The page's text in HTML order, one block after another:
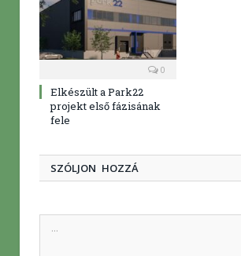
0
Elkészült a Park22
projekt első fázisának
fele
SZÓLJON HOZZÁ